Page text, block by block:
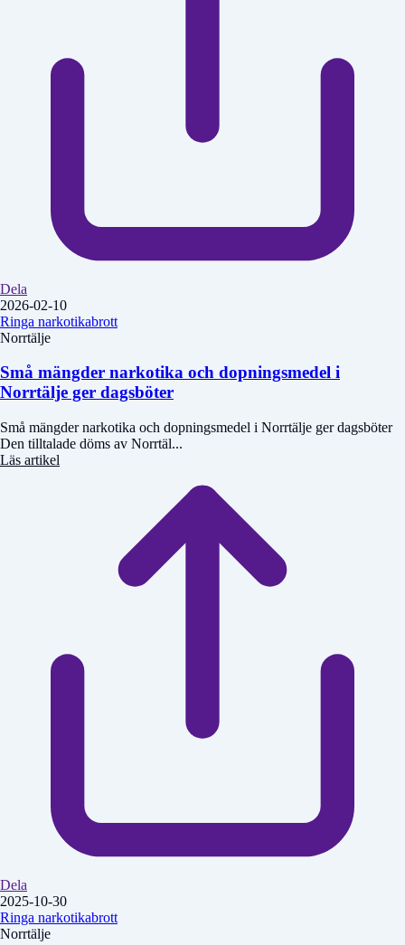
Dela
2026-02-10
Ringa narkotikabrott
Norrtälje
Små mängder narkotika och dopningsmedel i
Norrtälje ger dagsböter
Små mängder narkotika och dopningsmedel i Norrtälje ger dagsböter
Den tilltalade döms av Norrtäl...
Läs artikel
Dela
2025-10-30
Ringa narkotikabrott
Norrtälje